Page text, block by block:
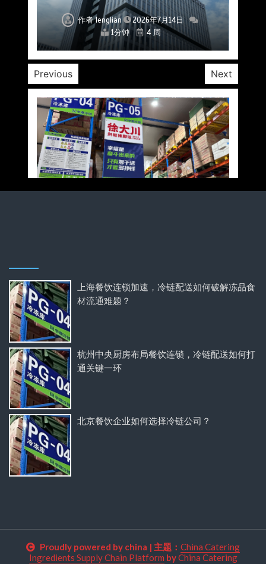
作者lenglian
2026年7月14日
1分钟
4 周
作者lenglian
2026年7月14日
1分钟
4 周
作者lenglian
2026年7月14日
1分钟
4 周
作者lenglian
2026年7月14日
1分钟
4 周
作者lenglian
2026年7月14日
1分钟
4 周
作者lenglian
2026年7月14日
1分钟
4 周
作者lenglian
2026年7月14日
1分钟
4 周
Previous Next
上海餐饮连锁加速，冷链配送如何破解冻品食
材流通难题？
杭州中央厨房布局餐饮连锁，冷链配送如何打
通关键一环
北京餐饮企业如何选择冷链公司？
Proudly powered by china | 主题： China Catering
Ingredients Supply Chain Platform byChina Catering